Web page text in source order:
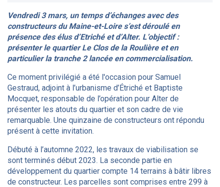
Vendredi 3 mars, un temps d’échanges avec des
constructeurs du Maine-et-Loire s’est déroulé en
présence des élus d’Etriché et d’Alter. L’objectif :
présenter le quartier Le Clos de la Roulière et en
particulier la tranche 2 lancée en commercialisation.
Ce moment privilégié a été l'occasion pour Samuel
Gestraud, adjoint à l’urbanisme d’Étriché et Baptiste
Mocquet, responsable de l’opération pour Alter de
présenter les atouts du quartier et son cadre de vie
remarquable. Une quinzaine de constructeurs ont répondu
présent à cette invitation.
Débuté à l’automne 2022, les travaux de viabilisation se
sont terminés début 2023. La seconde partie en
développement du quartier compte 14 terrains à bâtir libres
de constructeur. Les parcelles sont comprises entre 299 à